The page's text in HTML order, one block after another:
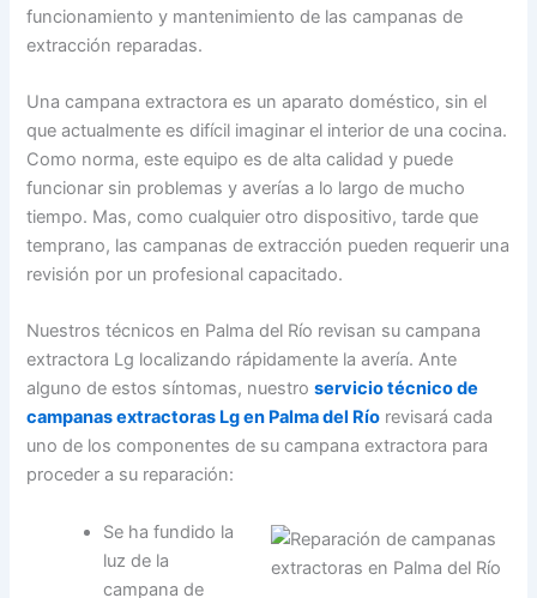
funcionamiento y mantenimiento de las campanas de
extracción reparadas.
Una campana extractora es un aparato doméstico, sin el
que actualmente es difícil imaginar el interior de una cocina.
Como norma, este equipo es de alta calidad y puede
funcionar sin problemas y averías a lo largo de mucho
tiempo. Mas, como cualquier otro dispositivo, tarde que
temprano, las campanas de extracción pueden requerir una
revisión por un profesional capacitado.
Nuestros técnicos en Palma del Río revisan su campana
extractora Lg localizando rápidamente la avería. Ante
alguno de estos síntomas, nuestroservicio técnico de
campanas extractoras Lg en Palma del Río revisará cada
uno de los componentes de su campana extractora para
proceder a su reparación:
Se ha fundido la
luz de la
campana de